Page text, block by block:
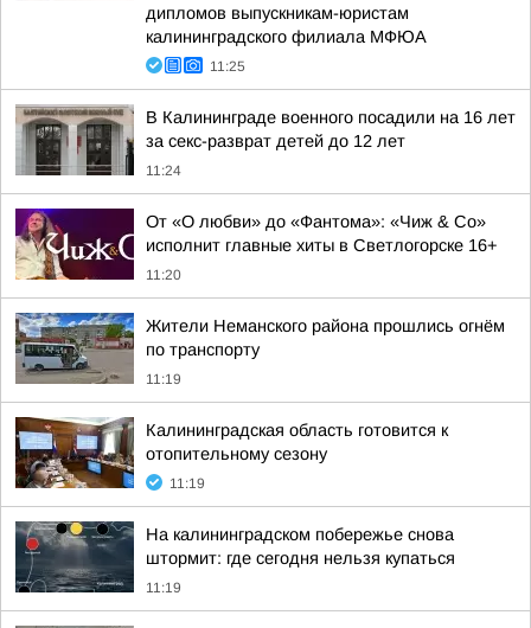
дипломов выпускникам-юристам
калининградского филиала МФЮА
11:25
В Калининграде военного посадили на 16 лет
за секс-разврат детей до 12 лет
11:24
От «О любви» до «Фантома»: «Чиж & Co»
исполнит главные хиты в Светлогорске 16+
11:20
Жители Неманского района прошлись огнём
по транспорту
11:19
Калининградская область готовится к
отопительному сезону
11:19
На калининградском побережье снова
штормит: где сегодня нельзя купаться
11:19